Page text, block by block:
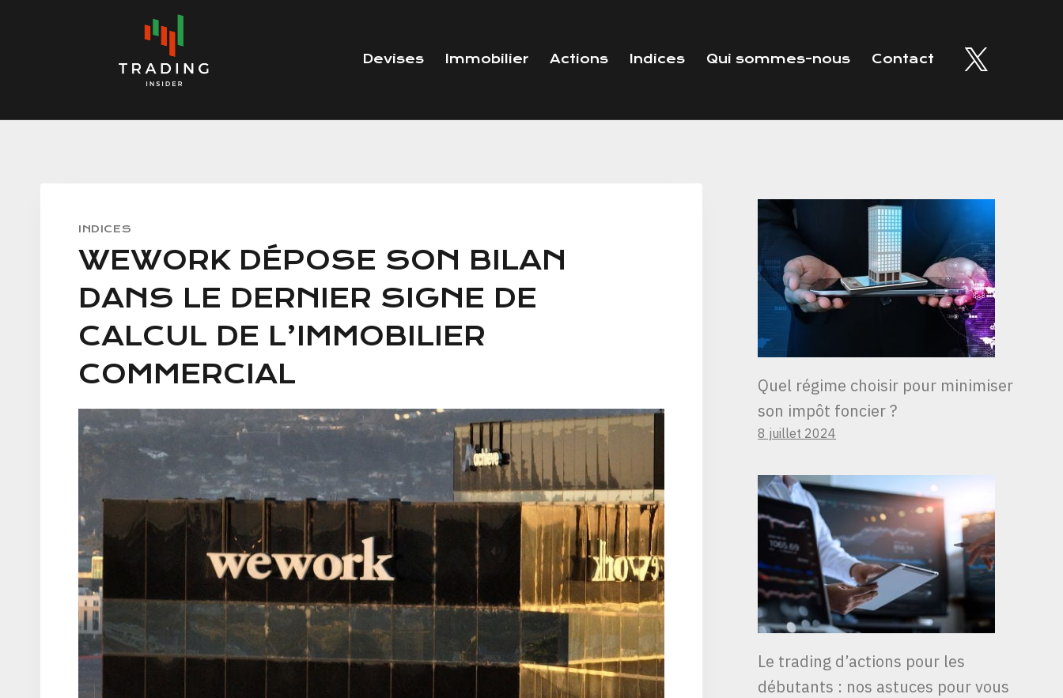
Devises Immobilier Actions Indices Qui sommes-nous Contact
INDICES
WEWORK DÉPOSE SON BILAN
DANS LE DERNIER SIGNE DE
CALCUL DE L’IMMOBILIER
COMMERCIAL
Quel régime choisir pour minimiser
son impôt foncier ?
8 juillet 2024
Le trading d’actions pour les
débutants : nos astuces pour vous